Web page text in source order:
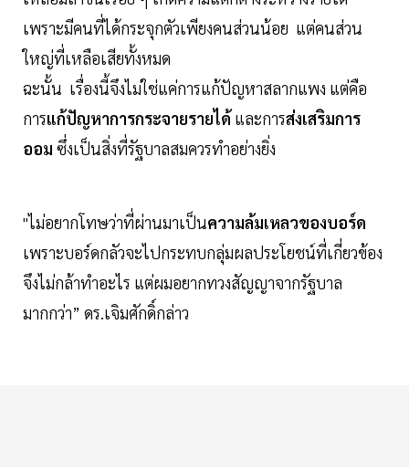
เพราะมีคนที่ได้กระจุกตัวเพียงคนส่วนน้อย แต่คนส่วน
ใหญ่ที่เหลือเสียทั้งหมด
ฉะนั้น เรื่องนี้จึงไม่ใช่แค่การแก้ปัญหาสลากแพง แต่คือ
การแก้ปัญหาการกระจายรายได้และการส่งเสริมการ
ออม ซึ่งเป็นสิ่งที่รัฐบาลสมควรทำอย่างยิ่ง
"ไม่อยากโทษว่าที่ผ่านมาเป็นความล้มเหลวของบอร์ด
เพราะบอร์ดกลัวจะไปกระทบกลุ่มผลประโยชน์ที่เกี่ยวข้อง
จึงไม่กล้าทำอะไร แต่ผมอยากทวงสัญญาจากรัฐบาล
มากกว่า” ดร.เจิมศักดิ์กล่าว